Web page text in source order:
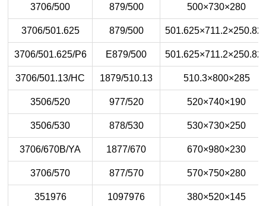
3706/500 879/500 500×730×280
3706/501.625 879/500
3706/501.625/P6 E879/500
3706/501.13/HC 1879/510.13 510.3×800×285
3506/520 977/520 520×740×190
3506/530 878/530 530×730×250
3706/670B/YA 1877/670 670×980×230
3706/570 877/570 570×750×280
351976 1097976 380×520×145